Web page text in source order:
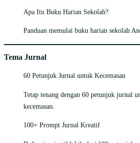
Apa Itu Buku Harian Sekolah?
Panduan memulai buku harian sekolah
Tema Jurnal
60 Petunjuk Jurnal untuk Kecemasan
Tetap tenang dengan 60 petunjuk jurnal
kecemasan.
100+ Prompt Jurnal Kreatif